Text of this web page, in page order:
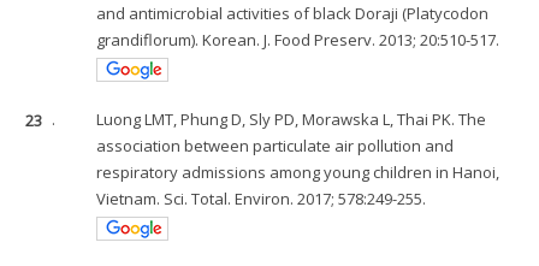
and antimicrobial activities of black Doraji (Platycodon
grandiflorum). Korean. J. Food Preserv. 2013; 20:510-517.
23 .
Luong LMT, Phung D, Sly PD, Morawska L, Thai PK. The
association between particulate air pollution and
respiratory admissions among young children in Hanoi,
Vietnam. Sci. Total. Environ. 2017; 578:249-255.